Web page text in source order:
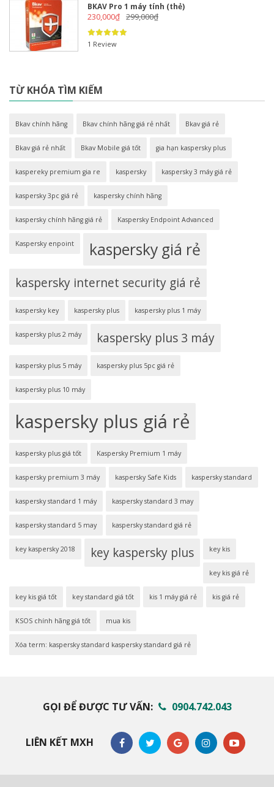
BKAV Pro 1 máy tính (thẻ)
299,000₫
230,000₫
1 Review
TỪ KHÓA TÌM KIẾM
Bkav chính hãng Bkav chính hãng giá rẻ nhất Bkav giá rẻ
Bkav giá rẻ nhất Bkav Mobile giá tốt gia hạn kaspersky plus
kaspereky premium gia re kaspersky kaspersky 3 máy giá rẻ
kaspersky 3pc giá rẻ kaspersky chính hãng
kaspersky chính hãng giá rẻ Kaspersky Endpoint Advanced
Kaspersky enpoint kaspersky giá rẻ
kaspersky internet security giá rẻ
kaspersky key kaspersky plus kaspersky plus 1 máy
kaspersky plus 2 máy kaspersky plus 3 máy
kaspersky plus 5 máy kaspersky plus 5pc giá rẻ
kaspersky plus 10 máy
kaspersky plus giá rẻ
kaspersky plus giá tốt Kaspersky Premium 1 máy
kaspersky premium 3 máy kaspersky Safe Kids kaspersky standard
kaspersky standard 1 máy kaspersky standard 3 may
kaspersky standard 5 may kaspersky standard giá rẻ
key kaspersky 2018 key kaspersky plus key kis
key kis giá rẻ
key kis giá tốt key standard giá tốt kis 1 máy giá rẻ kis giá rẻ
KSOS chính hãng giá tốt mua kis
Xóa term: kaspersky standard kaspersky standard giá rẻ
GỌI ĐỂ ĐƯỢC TƯ VẤN: 0904.742.043
LIÊN KẾT MXH